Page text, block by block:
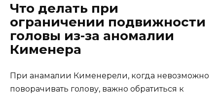
Что делать при
ограничении подвижности
головы из-за аномалии
Кименера
При анамалии Кименерели, когда невозможно
поворачивать голову, важно обратиться к